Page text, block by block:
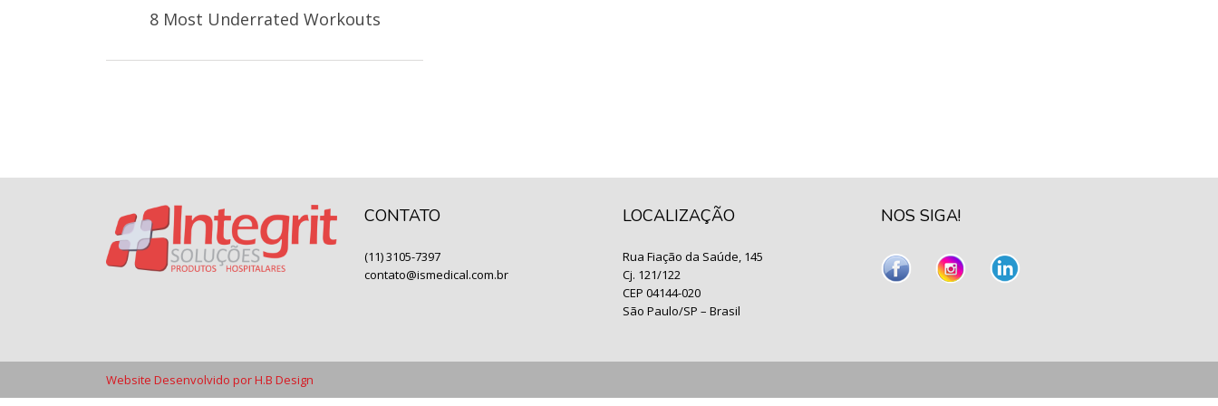
8 Most Underrated Workouts
CONTATO
(11) 3105-7397
contato@ismedical.com.br
LOCALIZAÇÃO
Rua Fiação da Saúde, 145
Cj. 121/122
CEP 04144-020
São Paulo/SP – Brasil
NOS SIGA!
Website Desenvolvido por H.B Design